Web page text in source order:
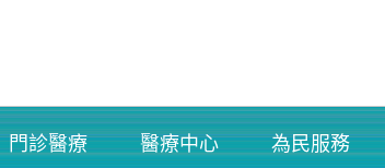
門診醫療 醫療中心 為民服務